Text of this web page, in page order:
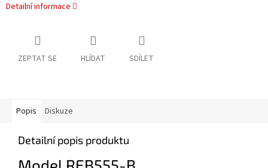
Detailní informace
ZEPTAT SE HLÍDAT SDÍLET
Popis Diskuze
Detailní popis produktu